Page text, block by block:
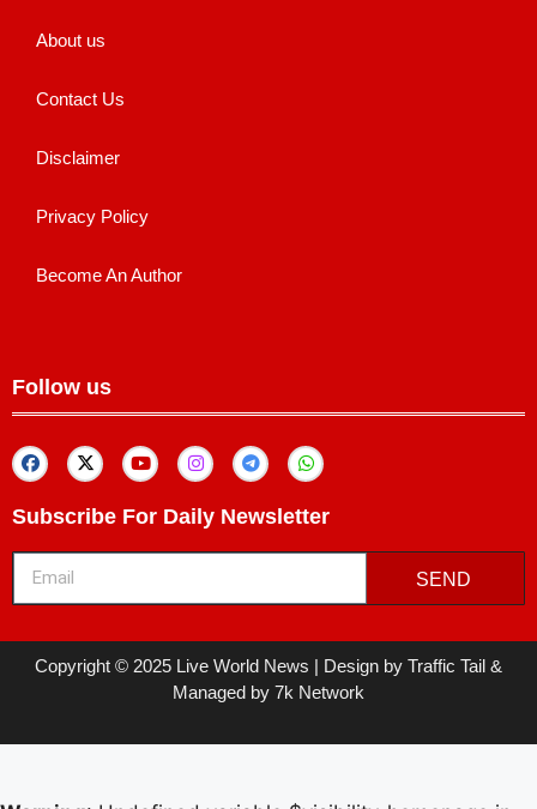
About us
Contact Us
Disclaimer
Privacy Policy
Become An Author
Follow us
Subscribe For Daily Newsletter
SEND
Copyright © 2025 Live World News | Design by Traffic Tail &
Managed by 7k Network